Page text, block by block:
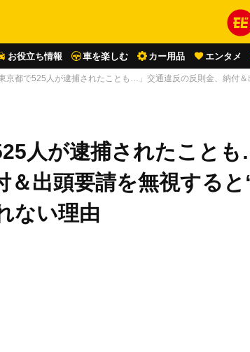
お役立ち情報 車を楽しむ カー用品 エンタメ
東京都で525人が逮捕されたことも…」交通違反の反則金、納付
人が逮捕されたこと
＆出頭要請を無視する
ない理由